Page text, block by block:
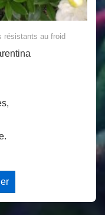
résistants au froid